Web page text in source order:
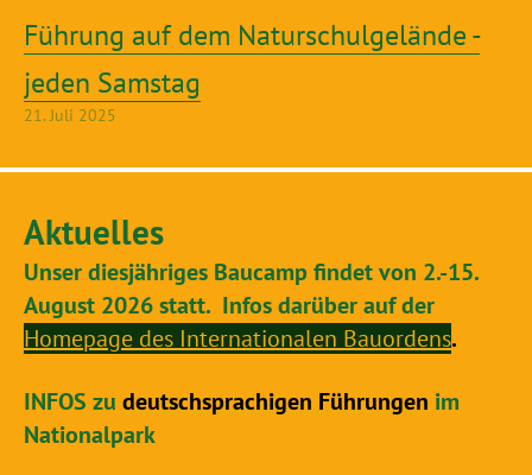
Führung auf dem Naturschulgelände -
jeden Samstag
21. Juli 2025
Aktuelles
Unser diesjähriges Baucamp findet von 2.-15.
August 2026 statt. Infos darüber auf der
Homepage des Internationalen Bauordens.
INFOS zu deutschsprachigen Führungen im
Nationalpark